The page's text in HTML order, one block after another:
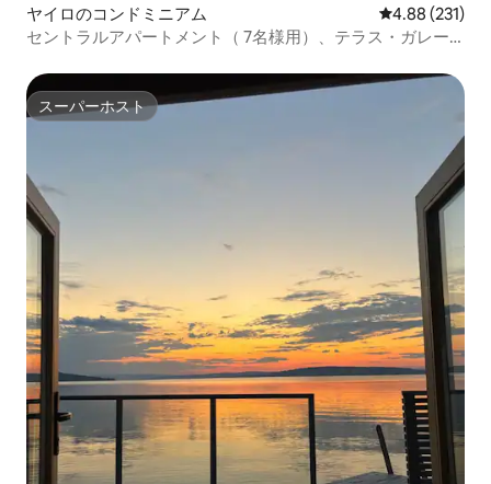
ヤイロのコンドミニアム レビュー231
4.88 (231)
セントラルアパートメント（ 7名様用）、テラス・ガレー
スーパーホスト
スーパーホスト